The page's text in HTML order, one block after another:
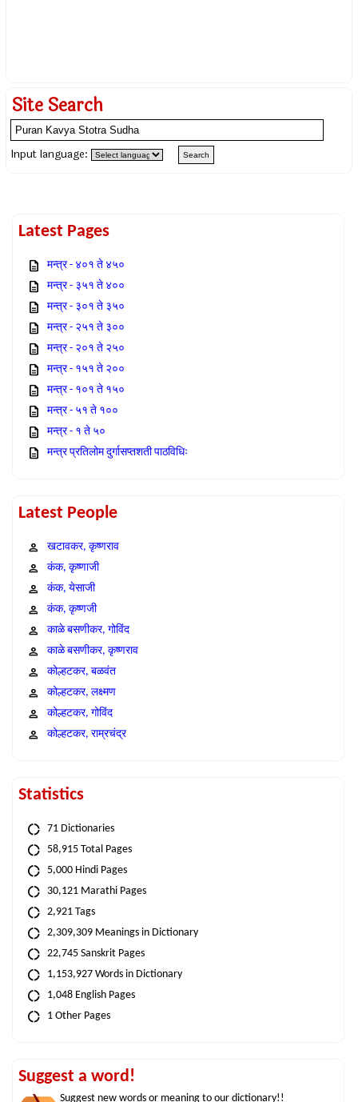
Site Search
Input language:
Latest Pages
मन्त्र - ४०१ ते ४५०
मन्त्र - ३५१ ते ४००
मन्त्र - ३०१ ते ३५०
मन्त्र - २५१ ते ३००
मन्त्र - २०१ ते २५०
मन्त्र - १५१ ते २००
मन्त्र - १०१ ते १५०
मन्त्र - ५१ ते १००
मन्त्र - १ ते ५०
मन्त्र प्रतिलोम दुर्गासप्तशती पाठविधिः
Latest People
खटावकर, कृष्णराव
कंक, कृष्णाजी
कंक, येसाजी
कंक, कृष्णजी
काळे बसणीकर, गोविंद
काळे बसणीकर, कृष्णराव
कोल्हटकर, बळवंत
कोल्हटकर, लक्ष्मण
कोल्हटकर, गोविंद
कोल्हटकर, राम्रचंद्र
Statistics
71 Dictionaries
58,915 Total Pages
5,000 Hindi Pages
30,121 Marathi Pages
2,921 Tags
2,309,309 Meanings in Dictionary
22,745 Sanskrit Pages
1,153,927 Words in Dictionary
1,048 English Pages
1 Other Pages
Suggest a word!
Suggest new words or meaning to our dictionary!!